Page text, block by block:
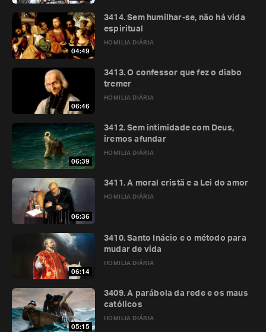
04:49
HOMILIA DIÁRIA
3414. Sem humilhar-se, não há vida
espiritual
06:46
HOMILIA DIÁRIA
3413. O confessor que fez o diabo
tremer
06:39
HOMILIA DIÁRIA
3412. Sem intimidade com Deus,
iremos afundar
06:36
HOMILIA DIÁRIA
3411. A moral cristã e a Lei do amor
06:14
HOMILIA DIÁRIA
3410. Santo Inácio e o método para
mudar de vida
05:15
HOMILIA DIÁRIA
3409. A parábola da rede e os maus
católicos